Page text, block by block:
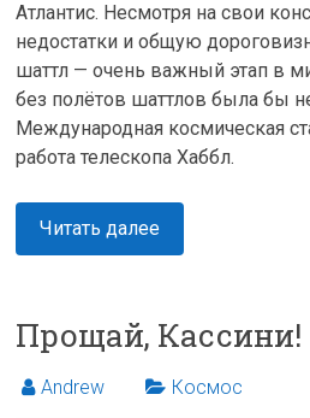
Атлантис. Несмотря на свои
недостатки и общую
шаттл — очень важный этап в
без полётов шаттлов была бы
Международная космическая
работа телескопа Хаббл.
Читать далее
Прощай, Кассини!
Andrew Космос